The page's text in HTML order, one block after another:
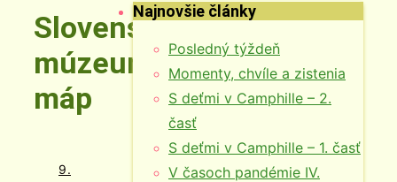
Slovenské
múzeum
máp
9.
Najnovšie články
Posledný týždeň
Momenty, chvíle a zistenia
S deťmi v Camphille – 2.
časť
S deťmi v Camphille – 1. časť
V časoch pandémie IV.